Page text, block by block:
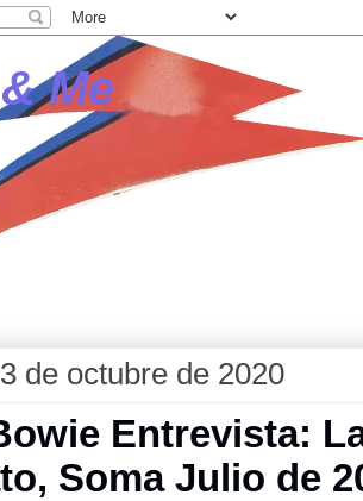
Me
de octubre de 2020
Entrevista:
Soma Julio de